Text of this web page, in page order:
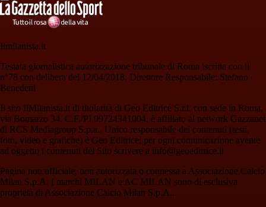
Ilmilanista.it
Testata giornalistica autorizzazione tribunale di Roma iscritta con il
n°78 con delibera del 12/04/2018. Direttore Responsabile: Stefano
Benedetti
Il sito IlMilanista.it di titolarità di Geo Editrice S.r.l. con sede in Roma,
via Bomarzo 34, C.F./PI 09724341004, è affiliato al network Gazzanet
di RCS Mediagroup S.p.a.. Unico responsabile dei contenuti (testi,
foto, video e grafiche) è Geo Editrice; per ogni comunicazione avente
ad oggetto i contenuti del Sito scrivere a info@geoeditrice.it
Pagina non ufficiale, non autorizzata o connessa a Associazione Calcio
Milan S.p.A. I marchi MILAN e AC MILAN sono di esclusiva
proprietà di Associazione Calcio Milan S.p.A..